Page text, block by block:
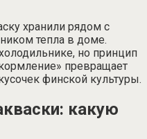
хранили рядом с
тепла в доме.
но принцип
превращает
финской культуры.
какую